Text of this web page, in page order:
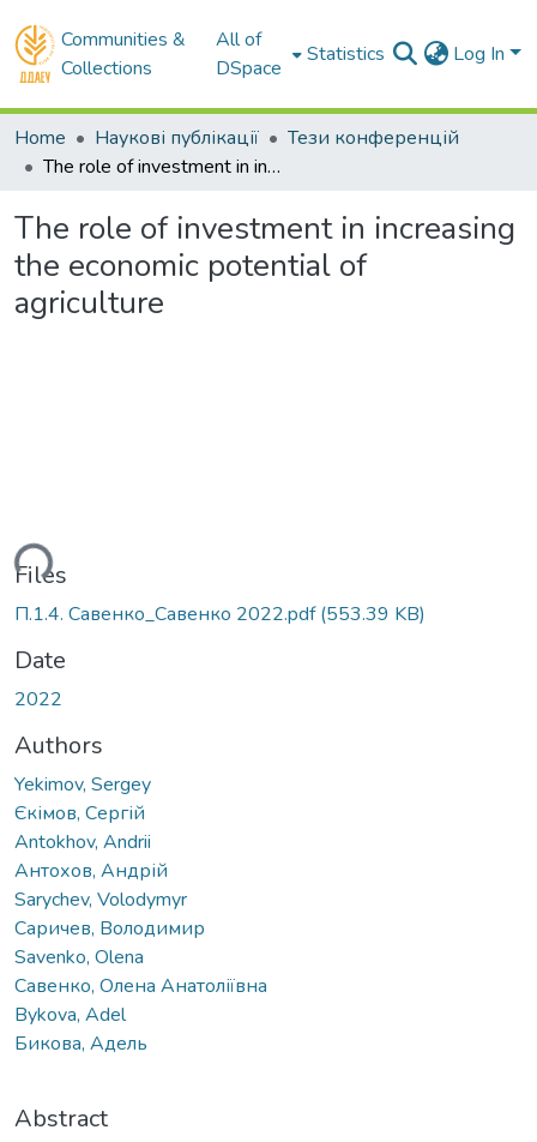
Communities &
Collections
All of
DSpace
Statistics Log In
Home Наукові публікації
Тези конференцій
The role of investment in increasing the economic potential of agriculture
The role of investment in increasing
the economic potential of
agriculture
Files
П.1.4. Савенко_Савенко 2022.pdf(553.39 KB)
Date
2022
Authors
Yekimov, Sergey
Єкімов, Сергій
Antokhov, Andrii
Антохов, Андрій
Sarychev, Volodymyr
Саричев, Володимир
Savenko, Olena
Савенко, Олена Анатоліївна
Bykova, Adel
Бикова, Адель
Abstract